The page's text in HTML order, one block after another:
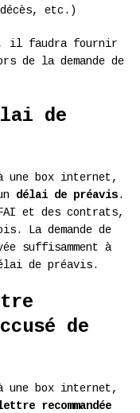
etc.)
il faudra fournir
de la demande de
de
une box internet,
délai de préavis.
et des contrats,
La demande de
suffisamment à
de préavis.
de
une box internet,
recommandée